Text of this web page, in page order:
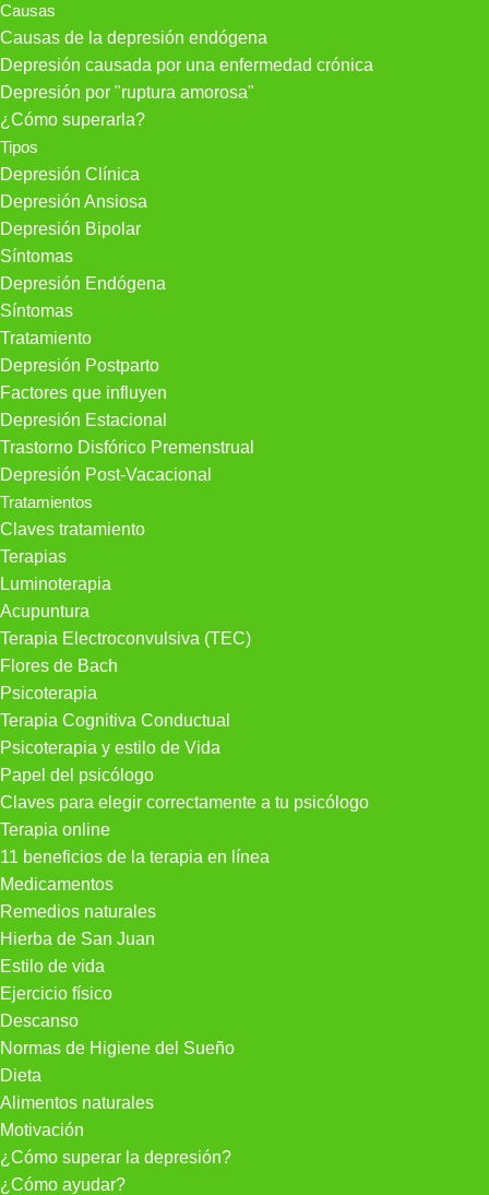
Causas
Causas de la depresión endógena
Depresión causada por una enfermedad crónica
Depresión por "ruptura amorosa"
¿Cómo superarla?
Tipos
Depresión Clínica
Depresión Ansiosa
Depresión Bipolar
Síntomas
Depresión Endógena
Síntomas
Tratamiento
Depresión Postparto
Factores que influyen
Depresión Estacional
Trastorno Disfórico Premenstrual
Depresión Post-Vacacional
Tratamientos
Claves tratamiento
Terapias
Luminoterapia
Acupuntura
Terapia Electroconvulsiva (TEC)
Flores de Bach
Psicoterapia
Terapia Cognitiva Conductual
Psicoterapia y estilo de Vida
Papel del psicólogo
Claves para elegir correctamente a tu psicólogo
Terapia online
11 beneficios de la terapia en línea
Medicamentos
Remedios naturales
Hierba de San Juan
Estilo de vida
Ejercicio físico
Descanso
Normas de Higiene del Sueño
Dieta
Alimentos naturales
Motivación
¿Cómo superar la depresión?
¿Cómo ayudar?